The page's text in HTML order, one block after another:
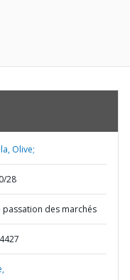
Olive;
28
passation des marchés